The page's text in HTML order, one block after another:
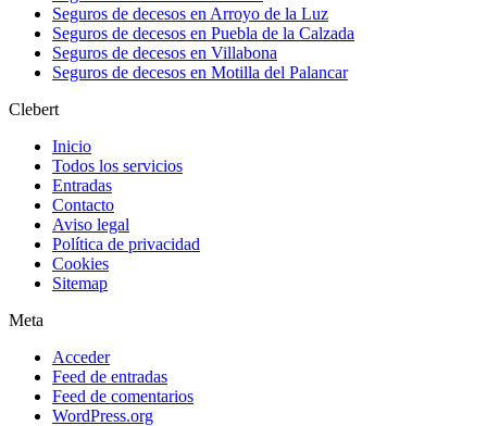
Seguros de decesos en Arroyo de la Luz
Seguros de decesos en Puebla de la Calzada
Seguros de decesos en Villabona
Seguros de decesos en Motilla del Palancar
Clebert
Inicio
Todos los servicios
Entradas
Contacto
Aviso legal
Política de privacidad
Cookies
Sitemap
Meta
Acceder
Feed de entradas
Feed de comentarios
WordPress.org